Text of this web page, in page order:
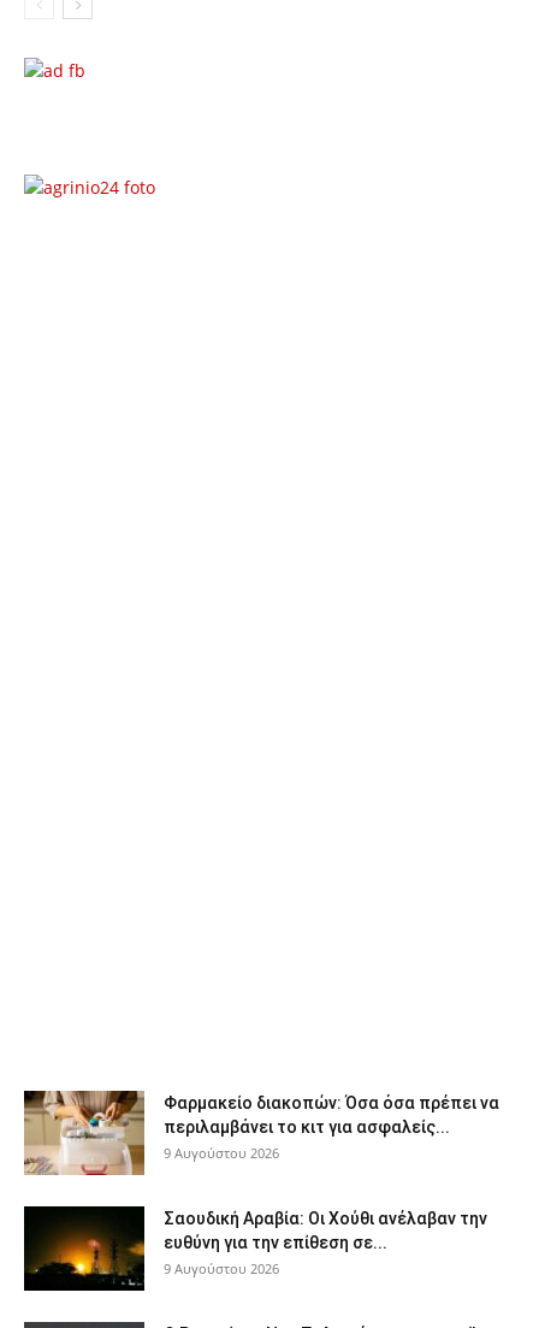
Φαρμακείο διακοπών: Όσα όσα πρέπει να
περιλαμβάνει το κιτ για ασφαλείς...
9 Αυγούστου 2026
Σαουδική Αραβία: Οι Χούθι ανέλαβαν την
ευθύνη για την επίθεση σε...
9 Αυγούστου 2026